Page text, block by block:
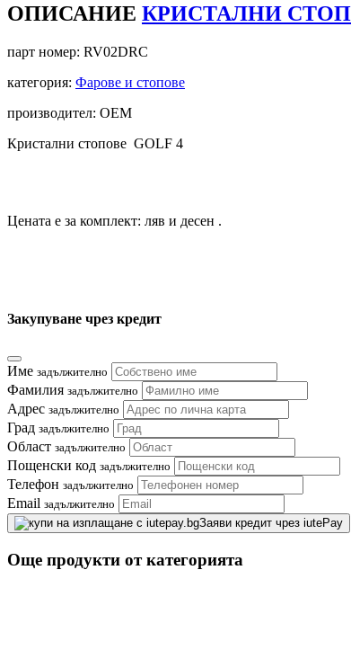
ОПИСАНИЕ КРИСТАЛНИ
парт номер: RV02DRC
категория: Фарове и стопове
производител: OEM
Кристални стопове GOLF 4
Цената е за комплект: ляв и десен .
Закупуване чрез кредит
Име задължително
Фамилия задължително
Адрес задължително
Град задължително
Област задължително
Пощенски код задължително
Телефон задължително
Email задължително
Заяви кредит чрез iutePay
Още продукти от категорията